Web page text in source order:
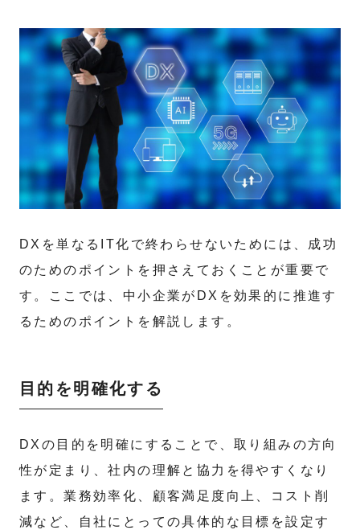
DXを単なるIT化で終わらせないためには、成功
のためのポイントを押さえておくことが重要で
す。ここでは、中小企業がDXを効果的に推進す
るためのポイントを解説します。
目的を明確化する
DXの目的を明確にすることで、取り組みの方向
性が定まり、社内の理解と協力を得やすくなり
ます。業務効率化、顧客満足度向上、コスト削
減など、自社にとっての具体的な目標を設定す